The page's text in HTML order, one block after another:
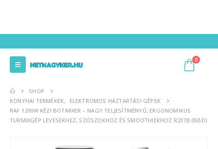
0
SHOP
KONYHAI TERMÉKEK,
ELEKTROMOS HÁZTARTÁSI GÉPEK
RAF 1200W KÉZI BOTMIXER – NAGY TELJESÍTMÉNYŰ, ERGONOMIKUS
TURMIXGÉP LEVESEKHEZ, SZÓSZOKHOZ ÉS SMOOTHIEKHOZ R237B (BBD)